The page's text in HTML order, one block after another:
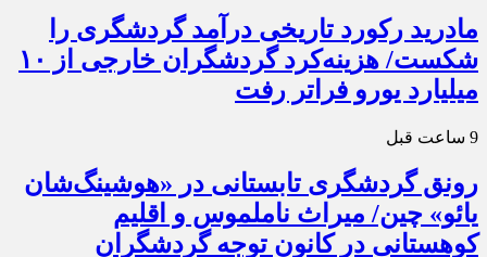
مادرید رکورد تاریخی درآمد گردشگری را
شکست/ هزینه‌کرد گردشگران خارجی از ۱۰
میلیارد یورو فراتر رفت
9 ساعت قبل
رونق گردشگری تابستانی در «هوشینگ‌شان
یائو» چین/ میراث ناملموس و اقلیم
کوهستانی در کانون توجه گردشگران